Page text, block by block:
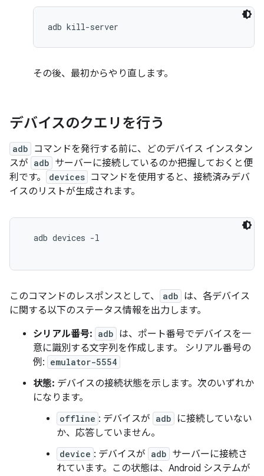
その後、最初からやり直します。
デバイスのクエリを行う
adb
コマンドを発行する前に、どのデバイス インスタン
スが adb サーバーに接続しているのか把握しておくと便
利です。
devices コマンドを使用すると、接続済みデバ
イスのリストが生成されます。
  adb devices -l
このコマンドのレスポンスとして、 adb は、各デバイス
に関する以下のステータス情報を出力します。
シリアル番号: adb は、ポート番号でデバイスを一
意に識別する文字列を作成します。 シリアル番号の
例: emulator-5554
状態: デバイスの接続状態を示します。次のいずれか
になります。
offline : デバイスが adb
に接続していない
か、応答していません。
device : デバイスが adb サーバーに接続さ
れています。この状態は、Android システムが